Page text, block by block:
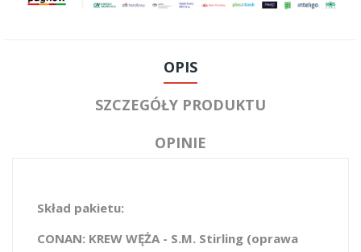
OPIS
SZCZEGÓŁY PRODUKTU
OPINIE
Skład pakietu:
CONAN: KREW WĘŻA - S.M. Stirling (oprawa